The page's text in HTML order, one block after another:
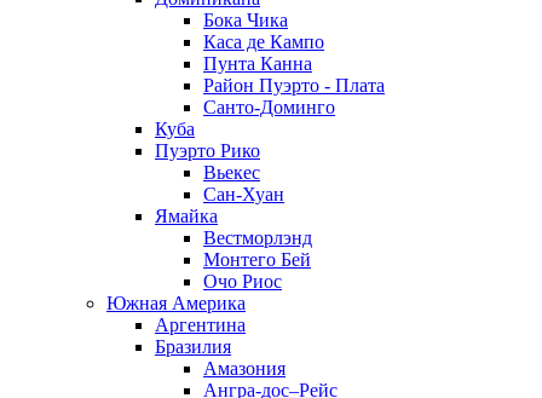
Бока Чика
Каса де Кампо
Пунта Канна
Район Пуэрто - Плата
Санто-Доминго
Куба
Пуэрто Рико
Вьекес
Сан-Хуан
Ямайка
Вестморлэнд
Монтего Бей
Очо Риос
Южная Америка
Аргентина
Бразилия
Амазония
Ангра-дос–Рейс